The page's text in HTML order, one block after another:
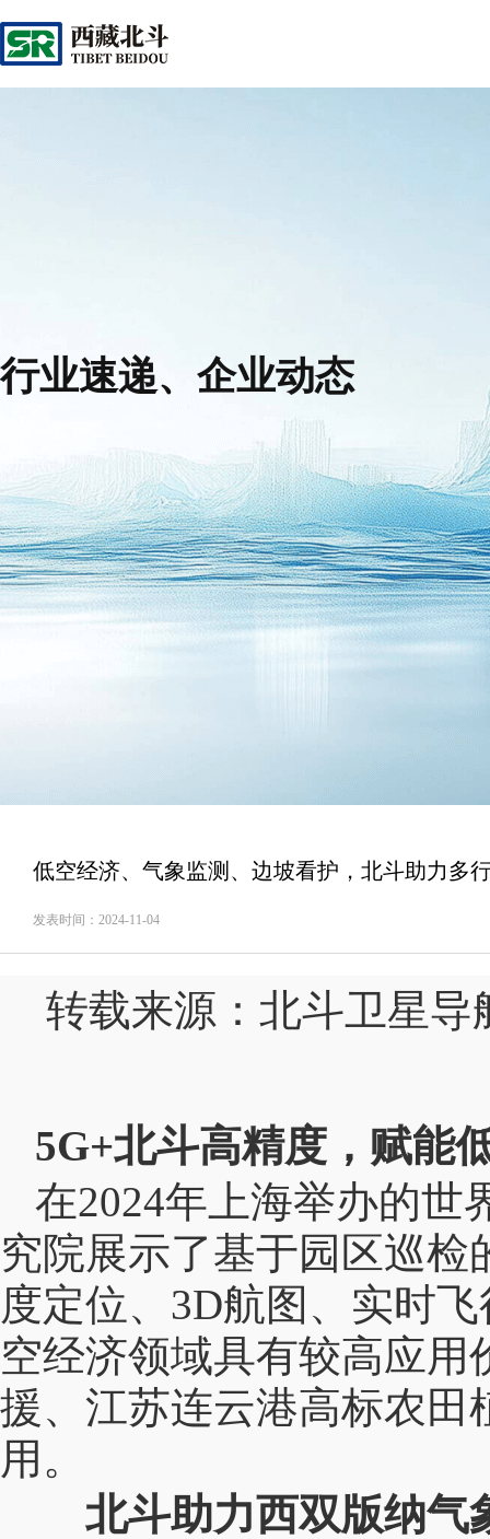
行业速递、企业动态
低空经济、气象监测、边坡看护，北斗助力多
发表时间：2024-11-04
转载来源：北斗卫星导
5G+北斗高精度，赋能
在2024年上海举办的世
究院展示了基于园区巡
度定位、 3D航图、实时
空经济领域具有较高应
援、江苏连云港高标农田
用。
北斗助力西双版纳气